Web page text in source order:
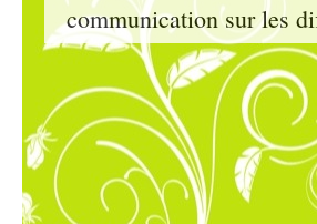
communication sur les